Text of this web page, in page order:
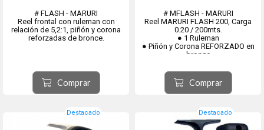
# FLASH - MARURI
Reel frontal con ruleman con
relación de 5,2:1, piñón y corona
reforzadas de bronce.
Comprar
# MFLASH - MARURI
Reel MARURI FLASH 200, Carga
0.20 / 200mts.
● 1 Ruleman
● Piñón y Corona REFORZADO en
bronce
Comprar
Destacado Destacado